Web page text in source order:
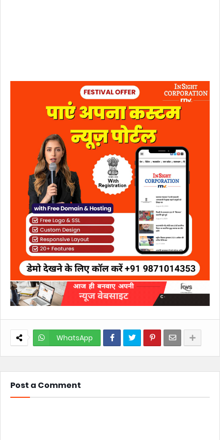
WhatsApp
Post a Comment